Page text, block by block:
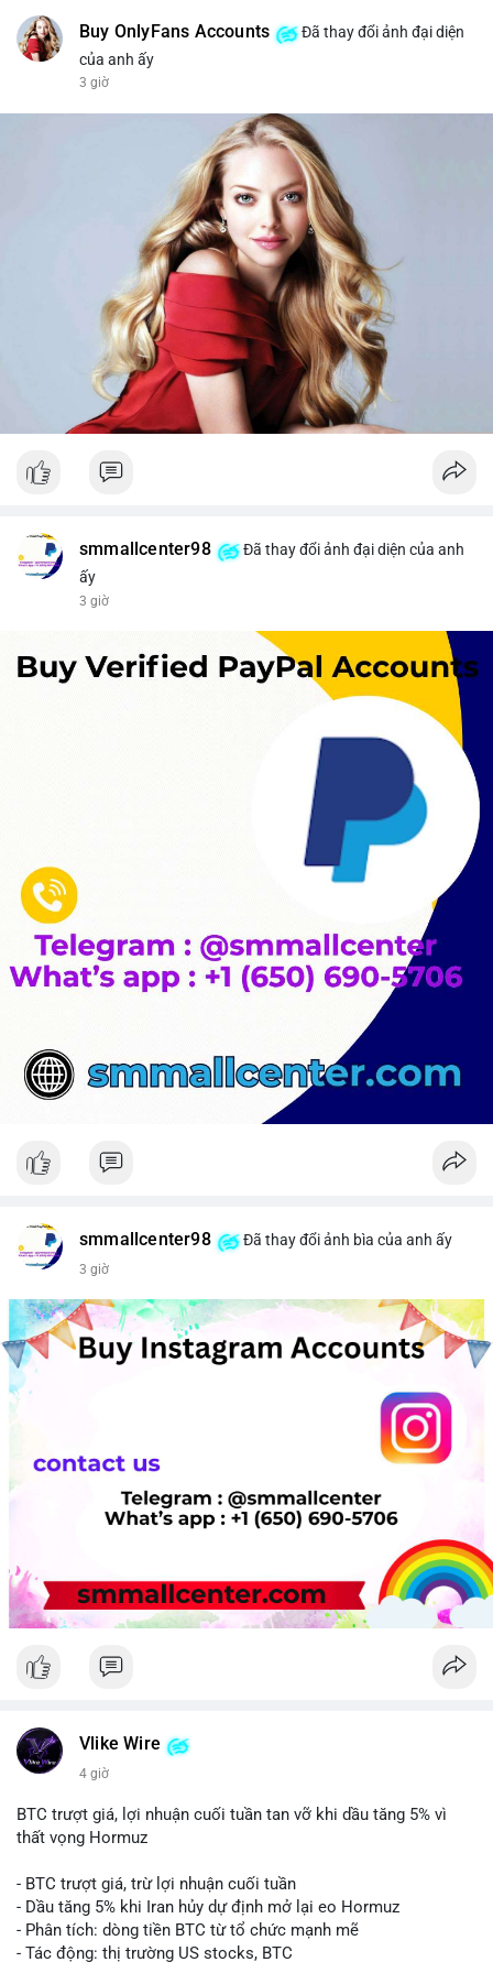
Buy OnlyFans Accounts
Đã thay đổi ảnh đại diện
của anh ấy
3 giờ
smmallcenter98
Đã thay đổi ảnh đại diện của anh
ấy
3 giờ
smmallcenter98 Đã thay đổi ảnh bìa của anh ấy
3 giờ
Vlike Wire
4 giờ
BTC trượt giá, lợi nhuận cuối tuần tan vỡ khi dầu tăng 5% vì
thất vọng Hormuz
- BTC trượt giá, trừ lợi nhuận cuối tuần
- Dầu tăng 5% khi Iran hủy dự định mở lại eo Hormuz
- Phân tích: dòng tiền BTC từ tổ chức mạnh mẽ
- Tác động: thị trường US stocks, BTC